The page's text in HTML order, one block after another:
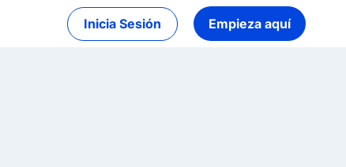
Inicia Sesión Empieza aquí